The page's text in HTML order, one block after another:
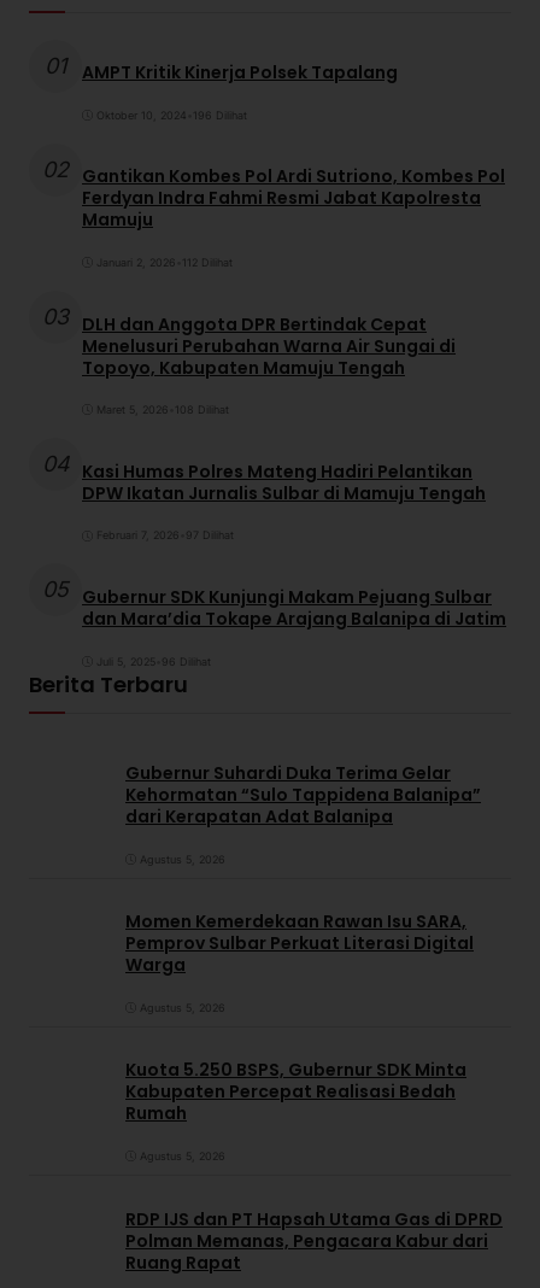
01 AMPT Kritik Kinerja Polsek Tapalang
Oktober 10, 2024 196 Dilihat
02 Gantikan Kombes Pol Ardi Sutriono, Kombes Pol
Ferdyan Indra Fahmi Resmi Jabat Kapolresta
Mamuju
Januari 2, 2026 112 Dilihat
03 DLH dan Anggota DPR Bertindak Cepat
Menelusuri Perubahan Warna Air Sungai di
Topoyo, Kabupaten Mamuju Tengah
Maret 5, 2026 108 Dilihat
04 Kasi Humas Polres Mateng Hadiri Pelantikan
DPW Ikatan Jurnalis Sulbar di Mamuju Tengah
Februari 7, 2026 97 Dilihat
05 Gubernur SDK Kunjungi Makam Pejuang Sulbar
dan Mara’dia Tokape Arajang Balanipa di Jatim
Juli 5, 2025 96 Dilihat
Berita Terbaru
Gubernur Suhardi Duka Terima Gelar
Kehormatan “Sulo Tappidena Balanipa”
dari Kerapatan Adat Balanipa
Agustus 5, 2026
Momen Kemerdekaan Rawan Isu SARA,
Pemprov Sulbar Perkuat Literasi Digital
Warga
Agustus 5, 2026
Kuota 5.250 BSPS, Gubernur SDK Minta
Kabupaten Percepat Realisasi Bedah
Rumah
Agustus 5, 2026
RDP IJS dan PT Hapsah Utama Gas di DPRD
Polman Memanas, Pengacara Kabur dari
Ruang Rapat